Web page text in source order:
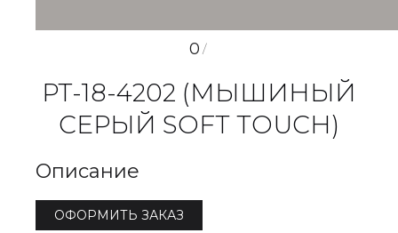
0 /
РТ-18-4202 (МЫШИНЫЙ
СЕРЫЙ SOFT TOUCH)
Описание
ОФОРМИТЬ ЗАКАЗ